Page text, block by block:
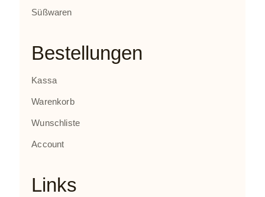
Süßwaren
Bestellungen
Kassa
Warenkorb
Wunschliste
Account
Links